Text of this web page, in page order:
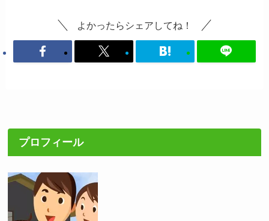
よかったらシェアしてね！
プロフィール